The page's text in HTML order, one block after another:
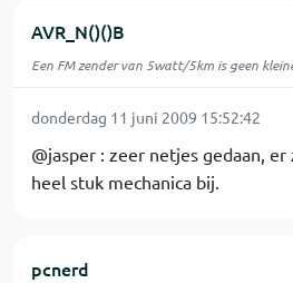
AVR_N()()B
Een FM zender van 5watt/5km is geen
donderdag 11 juni 2009 15:52:42
@jasper : zeer netjes gedaan,
heel stuk mechanica bij.
pcnerd